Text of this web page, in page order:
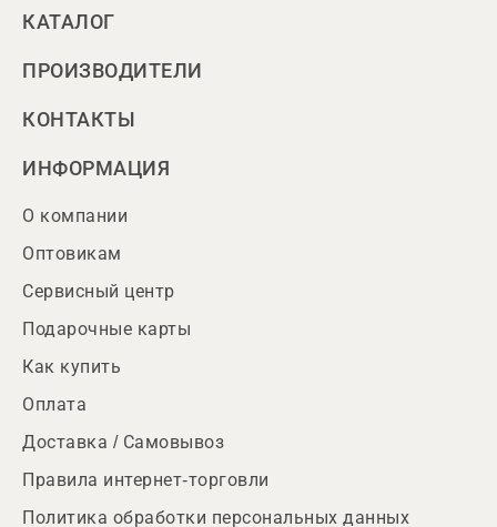
КАТАЛОГ
ПРОИЗВОДИТЕЛИ
КОНТАКТЫ
ИНФОРМАЦИЯ
О компании
Оптовикам
Сервисный центр
Подарочные карты
Как купить
Оплата
Доставка / Самовывоз
Правила интернет-торговли
Политика обработки персональных данных